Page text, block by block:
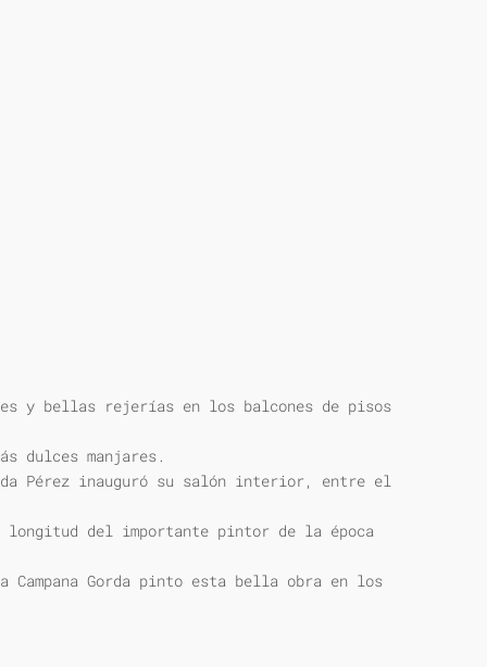
y bellas rejerías en los balcones de pisos
dulces manjares.
Pérez inauguró su salón interior, entre el
del importante pintor de la época
Gorda pinto esta bella obra en los